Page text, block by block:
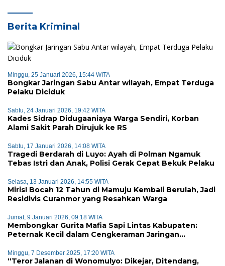
Berita Kriminal
Minggu, 25 Januari 2026, 15:44 WITA
Bongkar Jaringan Sabu Antar wilayah, Empat Terduga
Pelaku Diciduk
Sabtu, 24 Januari 2026, 19:42 WITA
Kades Sidrap Didugaaniaya Warga Sendiri, Korban
Alami Sakit Parah Dirujuk ke RS
Sabtu, 17 Januari 2026, 14:08 WITA
Tragedi Berdarah di Luyo: Ayah di Polman Ngamuk
Tebas Istri dan Anak, Polisi Gerak Cepat Bekuk Pelaku
Selasa, 13 Januari 2026, 14:55 WITA
Miris! Bocah 12 Tahun di Mamuju Kembali Berulah, Jadi
Residivis Curanmor yang Resahkan Warga
Jumat, 9 Januari 2026, 09:18 WITA
Membongkar Gurita Mafia Sapi Lintas Kabupaten:
Peternak Kecil dalam Cengkeraman Jaringan
Minggu, 7 Desember 2025, 17:20 WITA
“Teror Jalanan di Wonomulyo: Dikejar, Ditendang,